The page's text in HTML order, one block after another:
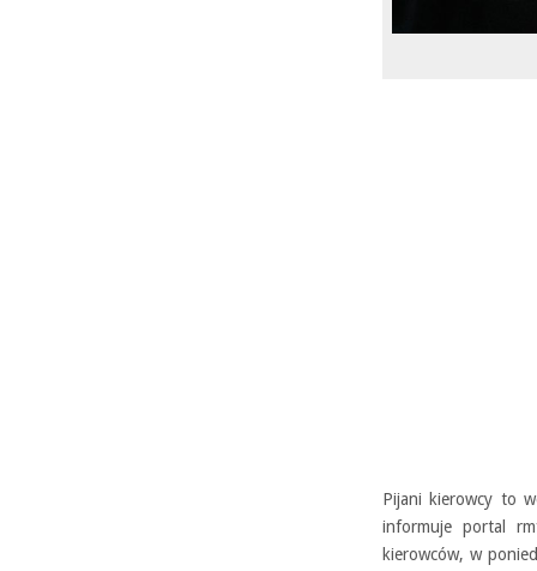
Pijani kierowcy to
informuje portal
kierowców, w